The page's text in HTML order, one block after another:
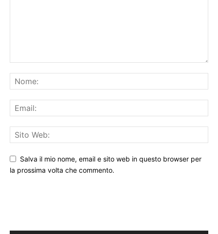
Salva il mio nome, email e sito web in questo browser per
la prossima volta che commento.